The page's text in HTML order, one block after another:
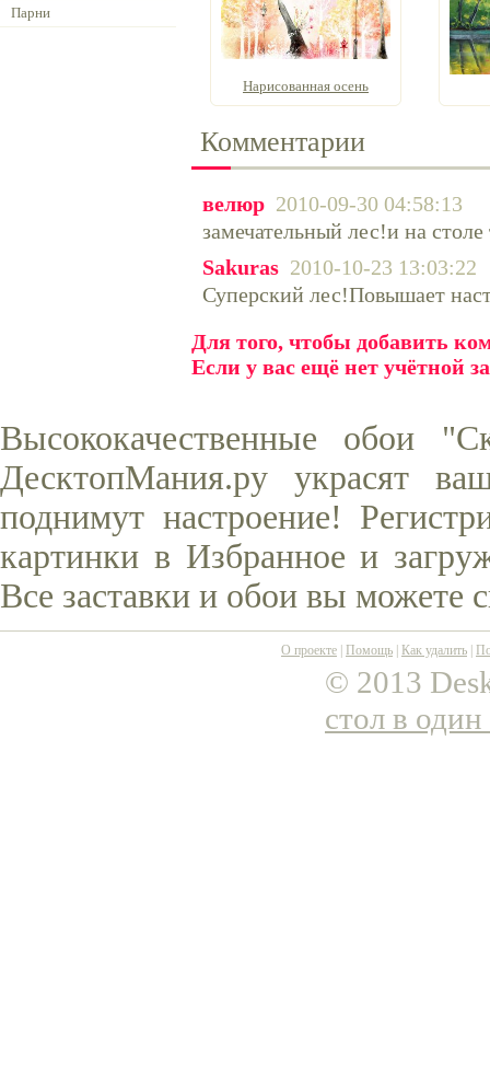
Парни
Нарисованная осень
Комментарии
велюр 2010-09-30 04:58:13
замечательный лес!и на
Sakuras 2010-10-23 13:03:22
Суперский лес!Повышает
Для того, чтобы добавить
Если у вас ещё нет учётной
Высококачественные обои
ДесктопМания.ру украсят
поднимут настроение!
картинки в Избранное и
Все заставки и обои вы можете
О проекте Помощь Как удалить
© 2013
стол в